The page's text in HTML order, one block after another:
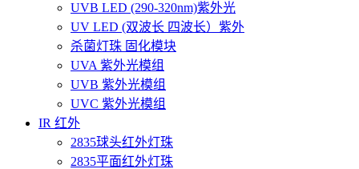
UVB LED (290-320nm)紫外光
UV LED (双波长 四波长）紫外
杀菌灯珠 固化模块
UVA 紫外光模组
UVB 紫外光模组
UVC 紫外光模组
IR 红外
2835球头红外灯珠
2835平面红外灯珠